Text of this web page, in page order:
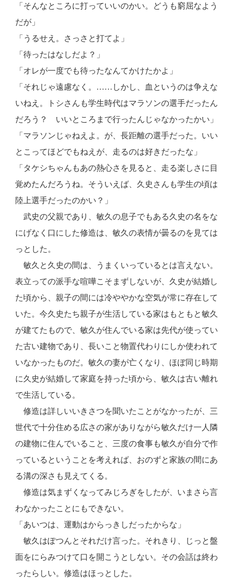
「そんなところに打っていいのかい。どうも窮屈なよう
だが」
「うるせえ。さっさと打てよ」
「待ったはなしだよ？」
「オレが一度でも待ったなんてかけたかよ」
「それじゃ遠慮なく。……しかし、血というのは争えな
いねえ。トシさんも学生時代はマラソンの選手だったん
だろう？ いいところまで行ったんじゃなかったかい」
「マラソンじゃねえよ。が、長距離の選手だった。いい
とこってほどでもねえが、走るのは好きだったな」
「タケシちゃんもあの熱心さを見ると、走る楽しさに目
覚めたんだろうね。そういえば、久史さんも学生の頃は
陸上選手だったのかい？」
武史の父親であり、敏久の息子でもある久史の名をな
にげなく口にした修造は、敏久の表情が曇るのを見ては
っとした。
敏久と久史の間は、うまくいっているとは言えない。
表立っての派手な喧嘩こそまずしないが、久史が結婚し
た頃から、親子の間には冷ややかな空気が常に存在して
いた。今久史たち親子が生活している家はもともと敏久
が建てたもので、敏久が住んでいる家は先代が使ってい
た古い建物であり、長いこと物置代わりにしか使われて
いなかったものだ。敏久の妻が亡くなり、ほぼ同じ時期
に久史が結婚して家庭を持った頃から、敏久は古い離れ
で生活している。
修造は詳しいいきさつを聞いたことがなかったが、三
世代で十分住める広さの家がありながら敏久だけ一人隣
の建物に住んでいること、三度の食事も敏久が自分で作
っているということを考えれば、おのずと家族の間にあ
る溝の深さも見えてくる。
修造は気まずくなってみじろぎをしたが、いまさら言
わなかったことにもできない。
「あいつは、運動はからっきしだったからな」
敏久はぽつんとそれだけ言った。それきり、じっと盤
面をにらみつけて口を開こうとしない。その会話は終わ
ったらしい。修造はほっとした。